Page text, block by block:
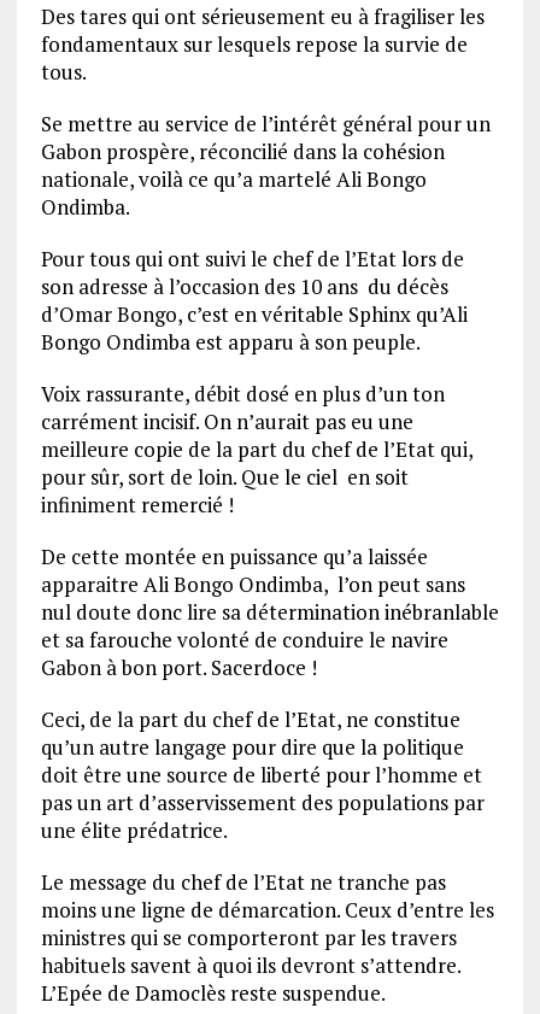
Des tares qui ont sérieusement eu à fragiliser les
fondamentaux sur lesquels repose la survie de
tous.
Se mettre au service de l’intérêt général pour un
Gabon prospère, réconcilié dans la cohésion
nationale, voilà ce qu’a martelé Ali Bongo
Ondimba.
Pour tous qui ont suivi le chef de l’Etat lors de
son adresse à l’occasion des 10 ans du décès
d’Omar Bongo, c’est en véritable Sphinx qu’Ali
Bongo Ondimba est apparu à son peuple.
Voix rassurante, débit dosé en plus d’un ton
carrément incisif. On n’aurait pas eu une
meilleure copie de la part du chef de l’Etat qui,
pour sûr, sort de loin. Que le ciel en soit
infiniment remercié !
De cette montée en puissance qu’a laissée
apparaitre Ali Bongo Ondimba, l’on peut sans
nul doute donc lire sa détermination inébranlable
et sa farouche volonté de conduire le navire
Gabon à bon port. Sacerdoce !
Ceci, de la part du chef de l’Etat, ne constitue
qu’un autre langage pour dire que la politique
doit être une source de liberté pour l’homme et
pas un art d’asservissement des populations par
une élite prédatrice.
Le message du chef de l’Etat ne tranche pas
moins une ligne de démarcation. Ceux d’entre les
ministres qui se comporteront par les travers
habituels savent à quoi ils devront s’attendre.
L’Epée de Damoclès reste suspendue.